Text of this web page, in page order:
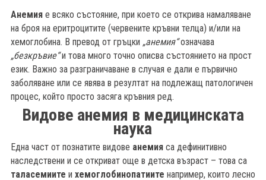
Анемияе всяко състояние, при което се открива намаляване
на броя на еритроцитите (червените кръвни телца) и/или на
хемоглобина. В превод от гръцки „анемия“означава
„безкръвие“и това много точно описва състоянието на прост
език. Важно за разграничаване в случая е дали е първично
заболяване или се явява в резултат на подлежащ патологичен
процес, който просто засяга кръвния ред.
Видове анемия в медицинската
наука
Една част от познатите видове анемияса дефинитивно
наследствени и се откриват още в детска възраст – това са
таласемиите и хемоглобинопатиите например, които лесно